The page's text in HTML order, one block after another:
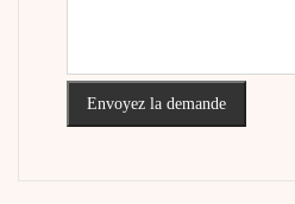
Envoyez la demande